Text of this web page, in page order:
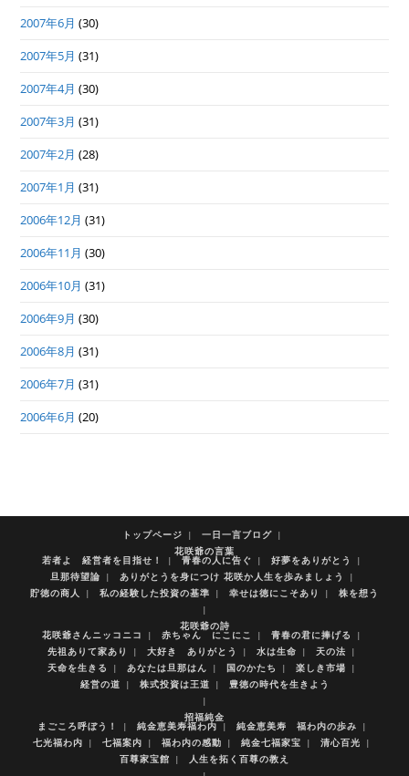
2007年6月 (30)
2007年5月 (31)
2007年4月 (30)
2007年3月 (31)
2007年2月 (28)
2007年1月 (31)
2006年12月 (31)
2006年11月 (30)
2006年10月 (31)
2006年9月 (30)
2006年8月 (31)
2006年7月 (31)
2006年6月 (20)
トップページ
一日一言ブログ
花咲爺の言葉
若者よ 経営者を目指せ！ 青春の人に告ぐ
好夢をありがとう
旦那待望論
ありがとうを身につけ 花咲か人生を歩みましょう
貯徳の商人
私の経験した投資の基準 幸せは徳にこそあり 株を想う
花咲爺の詩
花咲爺さんニッコニコ 赤ちゃん にこにこ
青春の君に捧げる
先祖ありて家あり
大好き ありがとう 水は生命
天の法
天命を生きる
あなたは旦那はん 国のかたち
楽しき市場
経営の道
株式投資は王道 豊徳の時代を生きよう
招福純金
まごころ呼ぼう！ 純金恵美寿福わ内
純金恵美寿 福わ内の歩み
七光福わ内
七福案内 福わ内の感動 純金七福家宝
清心百光
百尊家宝館
人生を拓く百尊の教え